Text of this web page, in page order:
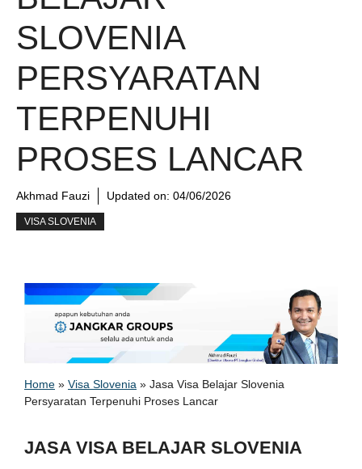
SLOVENIA
PERSYARATAN
TERPENUHI
PROSES LANCAR
Akhmad Fauzi Updated on: 04/06/2026
VISA SLOVENIA
Home » Visa Slovenia » Jasa Visa Belajar Slovenia
Persyaratan Terpenuhi Proses Lancar
JASA VISA BELAJAR SLOVENIA